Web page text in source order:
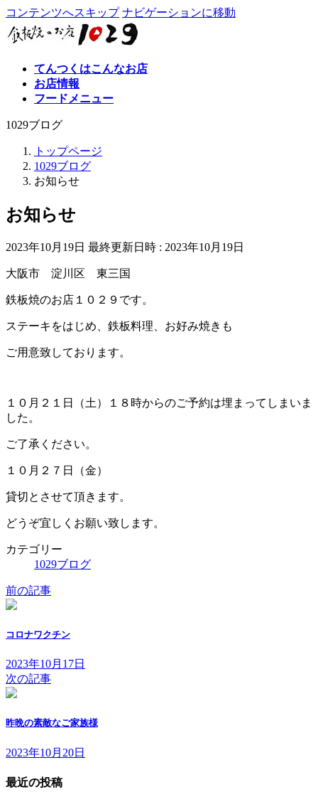
コンテンツへスキップ ナビゲーションに移動
てんつくはこんなお店
お店情報
フードメニュー
1029ブログ
トップページ
1029ブログ
お知らせ
お知らせ
2023年10月19日 最終更新日時 : 2023年10月19日
大阪市 淀川区 東三国
鉄板焼のお店１０２９です。
ステーキをはじめ、鉄板料理、お好み焼きも
ご用意致しております。
１０月２１日（土）１８時からのご予約は埋まってしまいま
した。
ご了承ください。
１０月２７日（金）
貸切とさせて頂きます。
どうぞ宜しくお願い致します。
カテゴリー
1029ブログ
前の記事
コロナワクチン
2023年10月17日
次の記事
昨晩の素敵なご家族様
2023年10月20日
最近の投稿